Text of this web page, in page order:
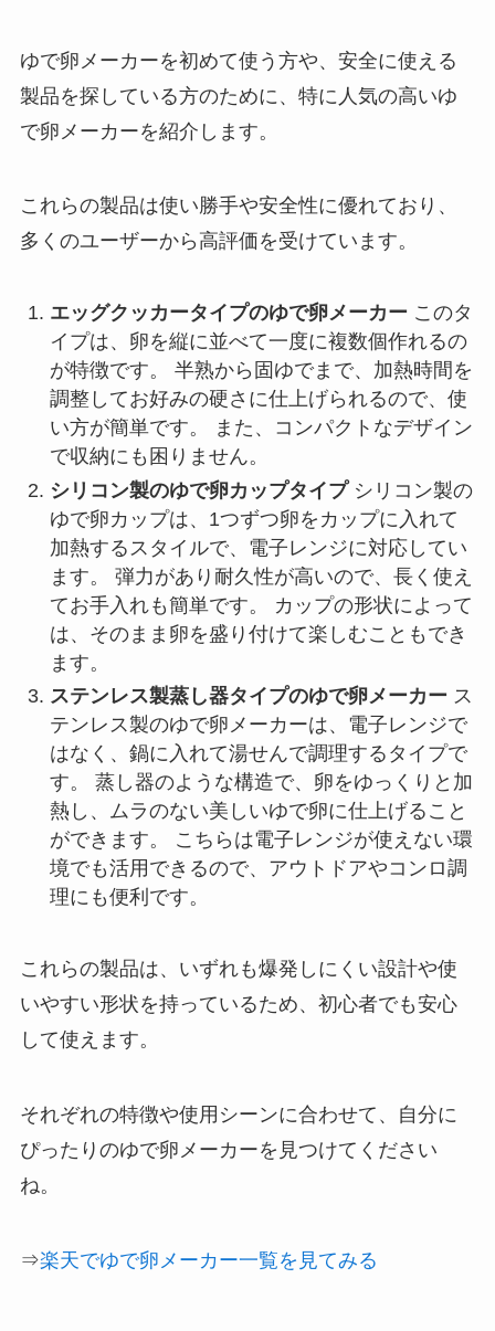
ゆで卵メーカーを初めて使う方や、安全に使える
製品を探している方のために、特に人気の高いゆ
で卵メーカーを紹介します。
これらの製品は使い勝手や安全性に優れており、
多くのユーザーから高評価を受けています。
エッグクッカータイプのゆで卵メーカー このタ
イプは、卵を縦に並べて一度に複数個作れるの
が特徴です。 半熟から固ゆでまで、加熱時間を
調整してお好みの硬さに仕上げられるので、使
い方が簡単です。 また、コンパクトなデザイン
で収納にも困りません。
シリコン製のゆで卵カップタイプシリコン製の
ゆで卵カップは、1つずつ卵をカップに入れて
加熱するスタイルで、電子レンジに対応してい
ます。 弾力があり耐久性が高いので、長く使え
てお手入れも簡単です。 カップの形状によって
は、そのまま卵を盛り付けて楽しむこともでき
ます。
ステンレス製蒸し器タイプのゆで卵メーカー ス
テンレス製のゆで卵メーカーは、電子レンジで
はなく、鍋に入れて湯せんで調理するタイプで
す。 蒸し器のような構造で、卵をゆっくりと加
熱し、ムラのない美しいゆで卵に仕上げること
ができます。 こちらは電子レンジが使えない環
境でも活用できるので、アウトドアやコンロ調
理にも便利です。
これらの製品は、いずれも爆発しにくい設計や使
いやすい形状を持っているため、初心者でも安心
して使えます。
それぞれの特徴や使用シーンに合わせて、自分に
ぴったりのゆで卵メーカーを見つけてください
ね。
⇒楽天でゆで卵メーカー一覧を見てみる